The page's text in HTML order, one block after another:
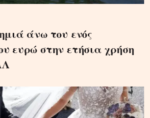
άνω του ενός
ευρώ στην ετήσια χρήση